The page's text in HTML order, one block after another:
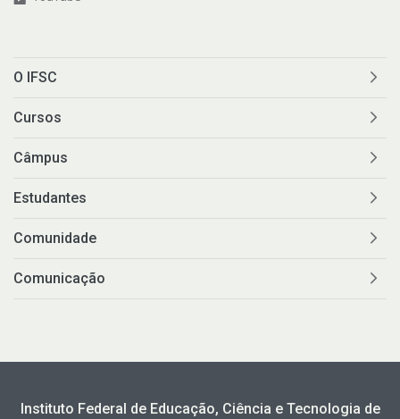
O IFSC
Cursos
Câmpus
Estudantes
Comunidade
Comunicação
Instituto Federal de Educação, Ciência e Tecnologia de